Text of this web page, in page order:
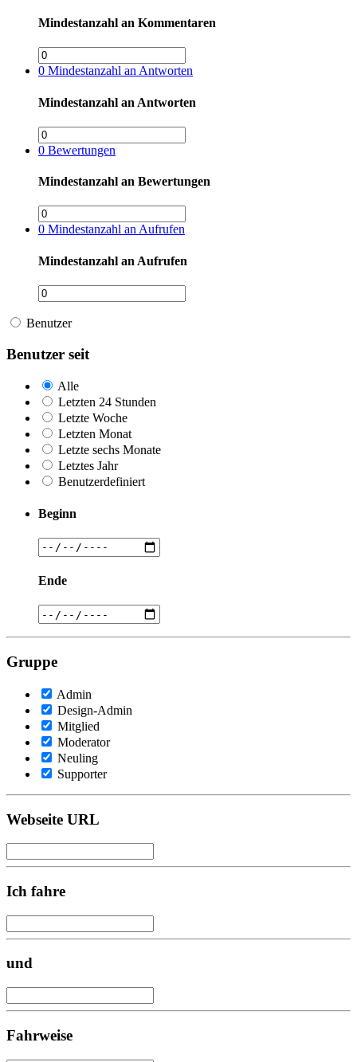
Mindestanzahl an Kommentaren
0 Mindestanzahl an Antworten
Mindestanzahl an Antworten
0 Bewertungen
Mindestanzahl an Bewertungen
0 Mindestanzahl an Aufrufen
Mindestanzahl an Aufrufen
Benutzer
Benutzer seit
Alle
Letzten 24 Stunden
Letzte Woche
Letzten Monat
Letzte sechs Monate
Letztes Jahr
Benutzerdefiniert
Beginn
Ende
Gruppe
Admin
Design-Admin
Mitglied
Moderator
Neuling
Supporter
Webseite URL
Ich fahre
und
Fahrweise